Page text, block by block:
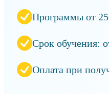
Программы от
Срок обучения:
Оплата при